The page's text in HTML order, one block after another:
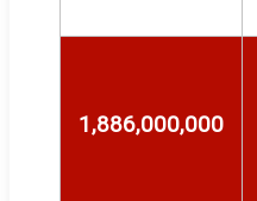
1,886,000,000